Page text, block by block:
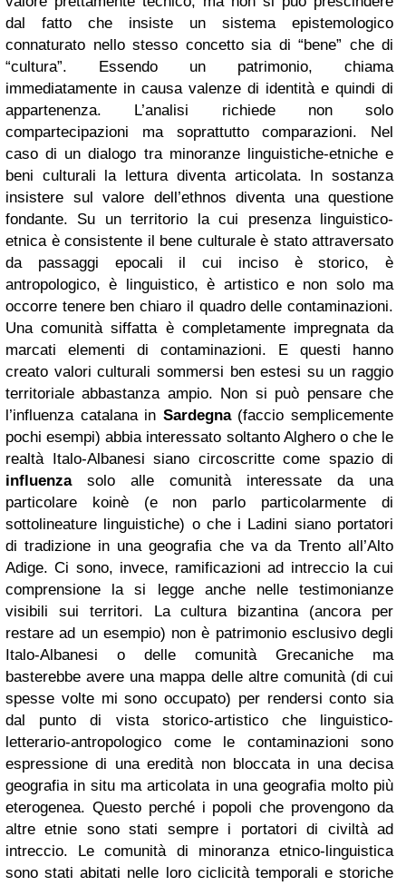
dal fatto che insiste un sistema epistemologico
connaturato nello stesso concetto sia di “bene” che di
“cultura”. Essendo un patrimonio, chiama
immediatamente in causa valenze di identità e quindi di
appartenenza.
L’analisi richiede non solo
compartecipazioni ma soprattutto comparazioni. Nel
caso di un dialogo tra minoranze linguistiche-etniche e
beni culturali la lettura diventa articolata. In sostanza
insistere sul valore dell’ethnos diventa una questione
fondante. Su un territorio la cui presenza linguistico-
etnica è consistente il bene culturale è stato attraversato
da passaggi epocali il cui inciso è storico, è
antropologico, è linguistico, è artistico e non solo ma
occorre tenere ben chiaro il quadro delle contaminazioni.
Una comunità siffatta è completamente impregnata da
marcati elementi di contaminazioni. E questi hanno
creato valori culturali sommersi ben estesi su un raggio
territoriale abbastanza ampio. Non si può pensare che
l’influenza catalana in Sardegna(faccio semplicemente
pochi esempi) abbia interessato soltanto Alghero o che le
realtà Italo-Albanesi siano circoscritte come spazio di
influenzasolo alle comunità interessate da una
particolare koinè (e non parlo particolarmente di
sottolineature linguistiche) o che i Ladini siano portatori
di tradizione in una geografia che va da Trento all’Alto
Adige. Ci sono, invece, ramificazioni ad intreccio la cui
comprensione la si legge anche nelle testimonianze
visibili sui territori.
La cultura bizantina (ancora per
restare ad un esempio) non è patrimonio esclusivo degli
Italo-Albanesi o delle comunità Grecaniche ma
basterebbe avere una mappa delle altre comunità (di cui
spesse volte mi sono occupato) per rendersi conto sia
dal punto di vista storico-artistico che linguistico-
letterario-antropologico come le contaminazioni sono
espressione di una eredità non bloccata in una decisa
geografia in situ ma articolata in una geografia molto più
eterogenea. Questo perché i popoli che provengono da
altre etnie sono stati sempre i portatori di civiltà ad
intreccio.
Le comunità di minoranza etnico-linguistica
sono stati abitati nelle loro ciclicità temporali e storiche